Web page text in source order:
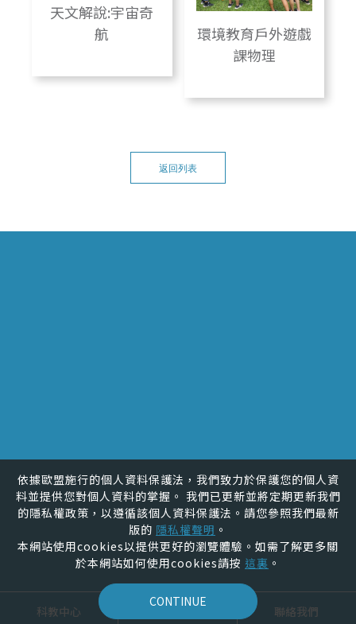
科教中心 聯絡我們
天文解說:宇宙奇
航
環境教育戶外遊戲
課物理
返回列表
覺醒設計
依據歐盟施行的個人資料保護法，我們致力於保護您的個人資
料並提供您對個人資料的掌握。 我們已更新並將定期更新我們
的隱私權政策，以遵循該個人資料保護法。請您參照我們最新
版的 隱私權聲明 。
本網站使用cookies以提供更好的瀏覽體驗。如需了解更多關
於本網站如何使用cookies請按 這裏 。
CONTINUE